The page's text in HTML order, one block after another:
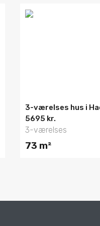
3-værelses hus i
5695 kr.
3-værelses
73 m²